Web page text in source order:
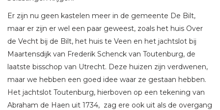
Er zijn nu geen kastelen meer in de gemeente De Bilt,
maar er zijn er wel een paar geweest, zoals het huis Over
de Vecht bij de Bilt, het huis te Veen en het jachtslot bij
Maartensdijk van Frederik Schenck van Toutenburg, de
laatste bisschop van Utrecht. Deze huizen zijn verdwenen,
maar we hebben een goed idee waar ze gestaan hebben.
Het jachtslot Toutenburg, hierboven op een tekening van
Abraham de Haen uit 1734, zag ere ook uit als de overgang